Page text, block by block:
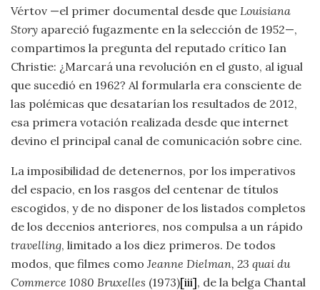
Vértov —el primer documental desde que Louisiana
Story apareció fugazmente en la selección de 1952—,
compartimos la pregunta del reputado crítico Ian
Christie: ¿Marcará una revolución en el gusto, al igual
que sucedió en 1962? Al formularla era consciente de
las polémicas que desatarían los resultados de 2012,
esa primera votación realizada desde que internet
devino el principal canal de comunicación sobre cine.
La imposibilidad de detenernos, por los imperativos
del espacio, en los rasgos del centenar de títulos
escogidos, y de no disponer de los listados completos
de los decenios anteriores, nos compulsa a un rápido
travelling, limitado a los diez primeros. De todos
modos, que filmes como Jeanne Dielman, 23 quai du
Commerce 1080 Bruxelles (1973)[iii], de la belga Chantal